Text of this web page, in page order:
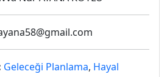
Geleceği Planlama, Hayal